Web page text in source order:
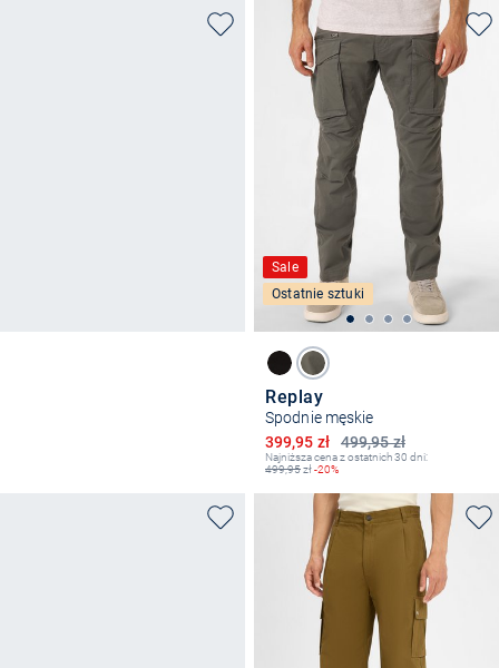
Sale
Ostatnie sztuki
Replay
Spodnie męskie
499,95 zł
Obniżona cena
399,95 zł
Najniższa cena z ostatnich 30 dni:
499,95zł-20%